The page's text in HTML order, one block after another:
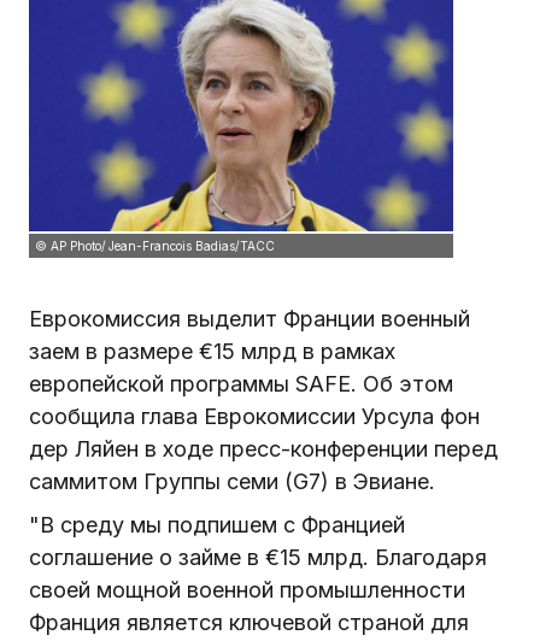
© AP Photo/ Jean-Francois Badias/ТАСС
Еврокомиссия выделит Франции военный
заем в размере €15 млрд в рамках
европейской программы SAFE. Об этом
сообщила глава Еврокомиссии Урсула фон
дер Ляйен в ходе пресс-конференции перед
саммитом Группы семи (G7) в Эвиане.
"В среду мы подпишем с Францией
соглашение о займе в €15 млрд. Благодаря
своей мощной военной промышленности
Франция является ключевой страной для